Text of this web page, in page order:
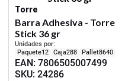
Torre
Barra Adhesiva - Torre
Stick 36 gr
Unidades por:
12
288 8640
EAN:7806505007499
SKU:24286